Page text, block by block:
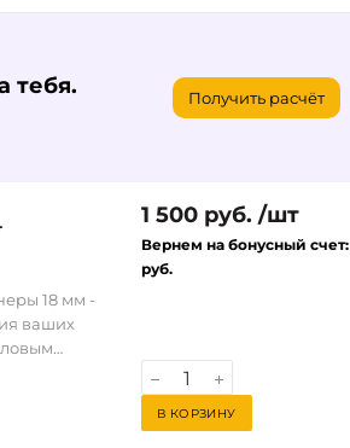
тебя.
Получить расчёт
18 мм -
ваших
имеет
1 500 руб. /шт
Вернем на бонусный счет:
руб.
В КОРЗИНУ